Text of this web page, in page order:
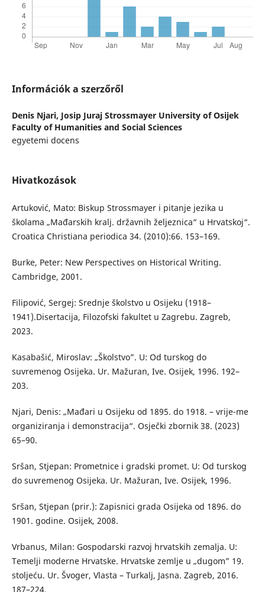
Információk a szerzőről
Denis Njari, Josip Juraj Strossmayer University of Osijek
Faculty of Humanities and Social Sciences
egyetemi docens
Hivatkozások
Artuković, Mato: Biskup Strossmayer i pitanje jezika u
školama „Mađarskih kralj. državnih željeznica“ u Hrvatskoj“.
Croatica Christiana periodica 34. (2010):66. 153–169.
Burke, Peter: New Perspectives on Historical Writing.
Cambridge, 2001.
Filipović, Sergej: Srednje školstvo u Osijeku (1918–
1941).Disertacija, Filozofski fakultet u Zagrebu. Zagreb,
2023.
Kasabašić, Miroslav: „Školstvo”. U: Od turskog do
suvremenog Osijeka. Ur. Mažuran, Ive. Osijek, 1996. 192–
203.
Njari, Denis: „Mađari u Osijeku od 1895. do 1918. – vrije-me
organiziranja i demonstracija“. Osječki zbornik 38. (2023)
65–90.
Sršan, Stjepan: Prometnice i gradski promet. U: Od turskog
do suvremenog Osijeka. Ur. Mažuran, Ive. Osijek, 1996.
Sršan, Stjepan (prir.): Zapisnici grada Osijeka od 1896. do
1901. godine. Osijek, 2008.
Vrbanus, Milan: Gospodarski razvoj hrvatskih zemalja. U:
Temelji moderne Hrvatske. Hrvatske zemlje u „dugom” 19.
stoljeću. Ur. Švoger, Vlasta – Turkalj, Jasna. Zagreb, 2016.
187–224.